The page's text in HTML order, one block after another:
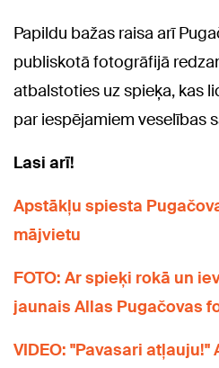
Papildu bažas raisa arī
publiskotā fotogrāfijā
atbalstoties uz spieķa, kas
par iespējamiem veselības
Lasi arī!
Apstākļu spiesta
mājvietu
FOTO: Ar spieķi rokā un
jaunais Allas Pugačovas
VIDEO: "Pavasari